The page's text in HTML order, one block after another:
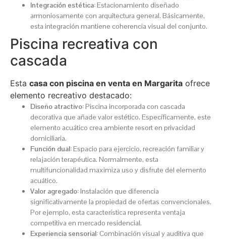
Integración estética:Estacionamiento diseñado
armoniosamente con arquitectura general. Básicamente,
esta integración mantiene coherencia visual del conjunto.
Piscina recreativa con
cascada
Esta casa con piscina en venta en Margarita ofrece
elemento recreativo destacado:
Diseño atractivo:Piscina incorporada con cascada
decorativa que añade valor estético. Específicamente, este
elemento acuático crea ambiente resort en privacidad
domiciliaria.
Función dual:Espacio para ejercicio, recreación familiar y
relajación terapéutica. Normalmente, esta
multifuncionalidad maximiza uso y disfrute del elemento
acuático.
Valor agregado:Instalación que diferencia
significativamente la propiedad de ofertas convencionales.
Por ejemplo, esta característica representa ventaja
competitiva en mercado residencial.
Experiencia sensorial: Combinación visual y auditiva que